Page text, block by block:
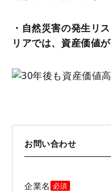
・自然災害の発生リ
リアでは、資産価値
お問い合わせ
企業名 必須